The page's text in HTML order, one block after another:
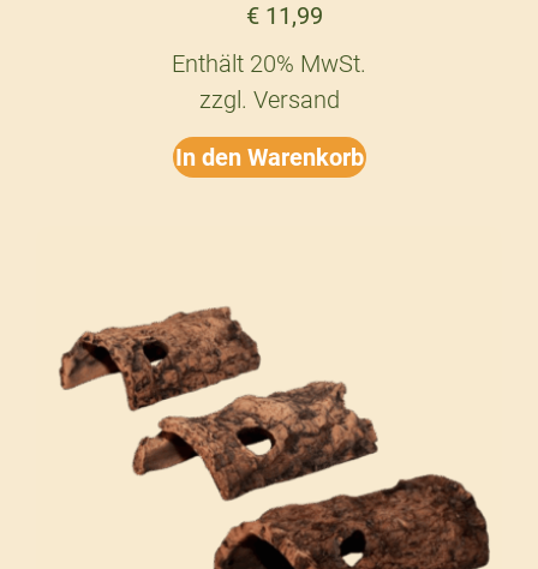
€11,99
Enthält 20% MwSt.
zzgl. Versand
In den Warenkorb